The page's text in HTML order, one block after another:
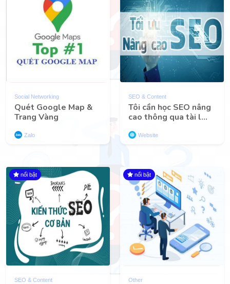
Social Networking
Quét Google Map &
Trang Vàng
Zalo
SEO & Content
Tôi cần học SEO nâng
cao thông qua tài l...
Website
nổi bật
SEO & Content
nổi bật
Other